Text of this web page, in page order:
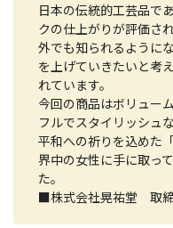
日本の伝統的工芸品で
クの仕上がりが評価さ
外でも知られるように
を上げていきたいと考
れています。
今回の商品はボリュー
フルでスタイリッシュ
平和への祈りを込めた
界中の女性に手に取っ
た。
■株式会社晃祐堂 取